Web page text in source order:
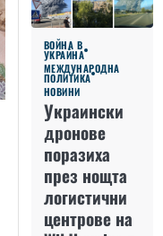
ВОЙНА В
УКРАЙНА
МЕЖДУНАРОДНА
ПОЛИТИКА
НОВИНИ
Украински
дронове
поразиха
през нощта
логистични
центрове на